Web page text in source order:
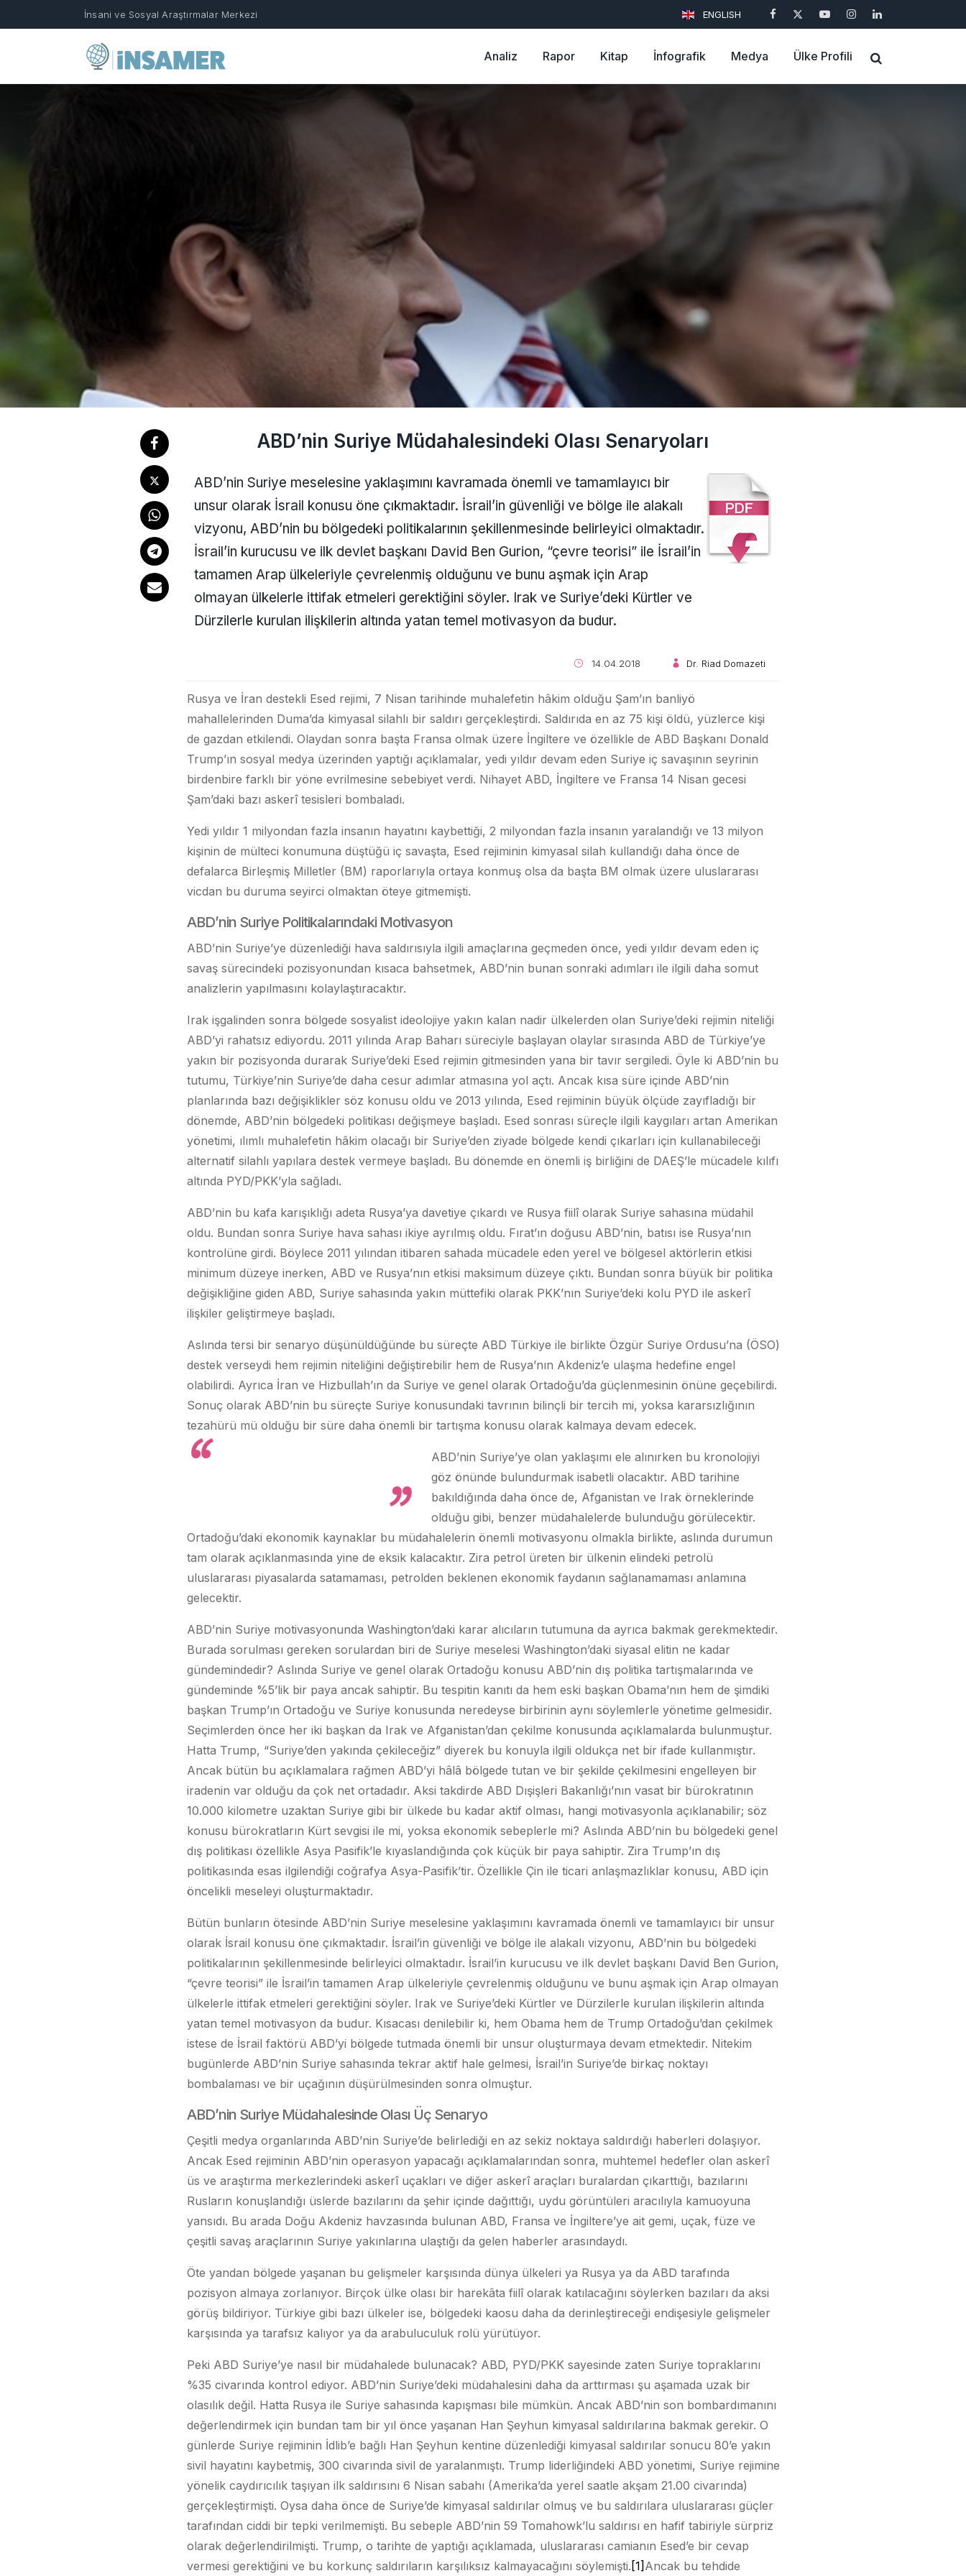
İnsani ve Sosyal Araştırmalar Merkezi ENGLISH
Analiz Rapor Kitap İnfografik Medya Ülke Profili
ABD’nin Suriye Müdahalesindeki Olası Senaryoları
ABD’nin Suriye meselesine yaklaşımını kavramada önemli ve tamamlayıcı bir
unsur olarak İsrail konusu öne çıkmaktadır. İsrail’in güvenliği ve bölge ile alakalı
vizyonu, ABD’nin bu bölgedeki politikalarının şekillenmesinde belirleyici olmaktadır.
İsrail’in kurucusu ve ilk devlet başkanı David Ben Gurion, “çevre teorisi” ile İsrail’in
tamamen Arap ülkeleriyle çevrelenmiş olduğunu ve bunu aşmak için Arap
olmayan ülkelerle ittifak etmeleri gerektiğini söyler. Irak ve Suriye’deki Kürtler ve
Dürzilerle kurulan ilişkilerin altında yatan temel motivasyon da budur.
14.04.2018 Dr. Riad Domazeti
Rusya ve İran destekli Esed rejimi, 7 Nisan tarihinde muhalefetin hâkim olduğu Şam’ın banliyö
mahallelerinden Duma’da kimyasal silahlı bir saldırı gerçekleştirdi. Saldırıda en az 75 kişi öldü, yüzlerce kişi
de gazdan etkilendi. Olaydan sonra başta Fransa olmak üzere İngiltere ve özellikle de ABD Başkanı Donald
Trump’ın sosyal medya üzerinden yaptığı açıklamalar, yedi yıldır devam eden Suriye iç savaşının seyrinin
birdenbire farklı bir yöne evrilmesine sebebiyet verdi. Nihayet ABD, İngiltere ve Fransa 14 Nisan gecesi
Şam’daki bazı askerî tesisleri bombaladı.
Yedi yıldır 1 milyondan fazla insanın hayatını kaybettiği, 2 milyondan fazla insanın yaralandığı ve 13 milyon
kişinin de mülteci konumuna düştüğü iç savaşta, Esed rejiminin kimyasal silah kullandığı daha önce de
defalarca Birleşmiş Milletler (BM) raporlarıyla ortaya konmuş olsa da başta BM olmak üzere uluslararası
vicdan bu duruma seyirci olmaktan öteye gitmemişti.
ABD’nin Suriye Politikalarındaki Motivasyon
ABD’nin Suriye’ye düzenlediği hava saldırısıyla ilgili amaçlarına geçmeden önce, yedi yıldır devam eden iç
savaş sürecindeki pozisyonundan kısaca bahsetmek, ABD’nin bunan sonraki adımları ile ilgili daha somut
analizlerin yapılmasını kolaylaştıracaktır.
Irak işgalinden sonra bölgede sosyalist ideolojiye yakın kalan nadir ülkelerden olan Suriye’deki rejimin niteliği
ABD’yi rahatsız ediyordu. 2011 yılında Arap Baharı süreciyle başlayan olaylar sırasında ABD de Türkiye’ye
yakın bir pozisyonda durarak Suriye’deki Esed rejimin gitmesinden yana bir tavır sergiledi. Öyle ki ABD’nin bu
tutumu, Türkiye’nin Suriye’de daha cesur adımlar atmasına yol açtı. Ancak kısa süre içinde ABD’nin
planlarında bazı değişiklikler söz konusu oldu ve 2013 yılında, Esed rejiminin büyük ölçüde zayıfladığı bir
dönemde, ABD’nin bölgedeki politikası değişmeye başladı. Esed sonrası süreçle ilgili kaygıları artan Amerikan
yönetimi, ılımlı muhalefetin hâkim olacağı bir Suriye’den ziyade bölgede kendi çıkarları için kullanabileceği
alternatif silahlı yapılara destek vermeye başladı. Bu dönemde en önemli iş birliğini de DAEŞ’le mücadele kılıfı
altında PYD/PKK’yla sağladı.
ABD’nin bu kafa karışıklığı adeta Rusya’ya davetiye çıkardı ve Rusya fiilî olarak Suriye sahasına müdahil
oldu. Bundan sonra Suriye hava sahası ikiye ayrılmış oldu. Fırat’ın doğusu ABD’nin, batısı ise Rusya’nın
kontrolüne girdi. Böylece 2011 yılından itibaren sahada mücadele eden yerel ve bölgesel aktörlerin etkisi
minimum düzeye inerken, ABD ve Rusya’nın etkisi maksimum düzeye çıktı. Bundan sonra büyük bir politika
değişikliğine giden ABD, Suriye sahasında yakın müttefiki olarak PKK’nın Suriye’deki kolu PYD ile askerî
ilişkiler geliştirmeye başladı.
Aslında tersi bir senaryo düşünüldüğünde bu süreçte ABD Türkiye ile birlikte Özgür Suriye Ordusu’na (ÖSO)
destek verseydi hem rejimin niteliğini değiştirebilir hem de Rusya’nın Akdeniz’e ulaşma hedefine engel
olabilirdi. Ayrıca İran ve Hizbullah’ın da Suriye ve genel olarak Ortadoğu’da güçlenmesinin önüne geçebilirdi.
Sonuç olarak ABD’nin bu süreçte Suriye konusundaki tavrının bilinçli bir tercih mi, yoksa kararsızlığının
tezahürü mü olduğu bir süre daha önemli bir tartışma konusu olarak kalmaya devam edecek.
ABD’nin Suriye’ye olan yaklaşımı ele alınırken bu kronolojiyi
göz önünde bulundurmak isabetli olacaktır. ABD tarihine
bakıldığında daha önce de, Afganistan ve Irak örneklerinde
olduğu gibi, benzer müdahalelerde bulunduğu görülecektir.
Ortadoğu’daki ekonomik kaynaklar bu müdahalelerin önemli motivasyonu olmakla birlikte, aslında durumun
tam olarak açıklanmasında yine de eksik kalacaktır. Zira petrol üreten bir ülkenin elindeki petrolü
uluslararası piyasalarda satamaması, petrolden beklenen ekonomik faydanın sağlanamaması anlamına
gelecektir.
ABD’nin Suriye motivasyonunda Washington’daki karar alıcıların tutumuna da ayrıca bakmak gerekmektedir.
Burada sorulması gereken sorulardan biri de Suriye meselesi Washington’daki siyasal elitin ne kadar
gündemindedir? Aslında Suriye ve genel olarak Ortadoğu konusu ABD’nin dış politika tartışmalarında ve
gündeminde %5’lik bir paya ancak sahiptir. Bu tespitin kanıtı da hem eski başkan Obama’nın hem de şimdiki
başkan Trump’ın Ortadoğu ve Suriye konusunda neredeyse birbirinin aynı söylemlerle yönetime gelmesidir.
Seçimlerden önce her iki başkan da Irak ve Afganistan’dan çekilme konusunda açıklamalarda bulunmuştur.
Hatta Trump, “Suriye’den yakında çekileceğiz” diyerek bu konuyla ilgili oldukça net bir ifade kullanmıştır.
Ancak bütün bu açıklamalara rağmen ABD’yi hâlâ bölgede tutan ve bir şekilde çekilmesini engelleyen bir
iradenin var olduğu da çok net ortadadır. Aksi takdirde ABD Dışişleri Bakanlığı’nın vasat bir bürokratının
10.000 kilometre uzaktan Suriye gibi bir ülkede bu kadar aktif olması, hangi motivasyonla açıklanabilir; söz
konusu bürokratların Kürt sevgisi ile mi, yoksa ekonomik sebeplerle mi? Aslında ABD’nin bu bölgedeki genel
dış politikası özellikle Asya Pasifik’le kıyaslandığında çok küçük bir paya sahiptir. Zira Trump’ın dış
politikasında esas ilgilendiği coğrafya Asya-Pasifik’tir. Özellikle Çin ile ticari anlaşmazlıklar konusu, ABD için
öncelikli meseleyi oluşturmaktadır.
Bütün bunların ötesinde ABD’nin Suriye meselesine yaklaşımını kavramada önemli ve tamamlayıcı bir unsur
olarak İsrail konusu öne çıkmaktadır. İsrail’in güvenliği ve bölge ile alakalı vizyonu, ABD’nin bu bölgedeki
politikalarının şekillenmesinde belirleyici olmaktadır. İsrail’in kurucusu ve ilk devlet başkanı David Ben Gurion,
“çevre teorisi” ile İsrail’in tamamen Arap ülkeleriyle çevrelenmiş olduğunu ve bunu aşmak için Arap olmayan
ülkelerle ittifak etmeleri gerektiğini söyler. Irak ve Suriye’deki Kürtler ve Dürzilerle kurulan ilişkilerin altında
yatan temel motivasyon da budur. Kısacası denilebilir ki, hem Obama hem de Trump Ortadoğu’dan çekilmek
istese de İsrail faktörü ABD’yi bölgede tutmada önemli bir unsur oluşturmaya devam etmektedir. Nitekim
bugünlerde ABD’nin Suriye sahasında tekrar aktif hale gelmesi, İsrail’in Suriye’de birkaç noktayı
bombalaması ve bir uçağının düşürülmesinden sonra olmuştur.
ABD’nin Suriye Müdahalesinde Olası Üç Senaryo
Çeşitli medya organlarında ABD’nin Suriye’de belirlediği en az sekiz noktaya saldırdığı haberleri dolaşıyor.
Ancak Esed rejiminin ABD’nin operasyon yapacağı açıklamalarından sonra, muhtemel hedefler olan askerî
üs ve araştırma merkezlerindeki askerî uçakları ve diğer askerî araçları buralardan çıkarttığı, bazılarını
Rusların konuşlandığı üslerde bazılarını da şehir içinde dağıttığı, uydu görüntüleri aracılıyla kamuoyuna
yansıdı. Bu arada Doğu Akdeniz havzasında bulunan ABD, Fransa ve İngiltere’ye ait gemi, uçak, füze ve
çeşitli savaş araçlarının Suriye yakınlarına ulaştığı da gelen haberler arasındaydı.
Öte yandan bölgede yaşanan bu gelişmeler karşısında dünya ülkeleri ya Rusya ya da ABD tarafında
pozisyon almaya zorlanıyor. Birçok ülke olası bir harekâta fiilî olarak katılacağını söylerken bazıları da aksi
görüş bildiriyor. Türkiye gibi bazı ülkeler ise, bölgedeki kaosu daha da derinleştireceği endişesiyle gelişmeler
karşısında ya tarafsız kalıyor ya da arabuluculuk rolü yürütüyor.
Peki ABD Suriye’ye nasıl bir müdahalede bulunacak? ABD, PYD/PKK sayesinde zaten Suriye topraklarını
%35 civarında kontrol ediyor. ABD’nin Suriye’deki müdahalesini daha da arttırması şu aşamada uzak bir
olasılık değil. Hatta Rusya ile Suriye sahasında kapışması bile mümkün. Ancak ABD’nin son bombardımanını
değerlendirmek için bundan tam bir yıl önce yaşanan Han Şeyhun kimyasal saldırılarına bakmak gerekir. O
günlerde Suriye rejiminin İdlib’e bağlı Han Şeyhun kentine düzenlediği kimyasal saldırılar sonucu 80’e yakın
sivil hayatını kaybetmiş, 300 civarında sivil de yaralanmıştı. Trump liderliğindeki ABD yönetimi, Suriye rejimine
yönelik caydırıcılık taşıyan ilk saldırısını 6 Nisan sabahı (Amerika’da yerel saatle akşam 21.00 civarında)
gerçekleştirmişti. Oysa daha önce de Suriye’de kimyasal saldırılar olmuş ve bu saldırılara uluslararası güçler
tarafından ciddi bir tepki verilmemişti. Bu sebeple ABD’nin 59 Tomahowk’lu saldırısı en hafif tabiriyle sürpriz
olarak değerlendirilmişti. Trump, o tarihte de yaptığı açıklamada, uluslararası camianın Esed’e bir cevap
vermesi gerektiğini ve bu korkunç saldırıların karşılıksız kalmayacağını söylemişti. [1] Ancak bu tehdide